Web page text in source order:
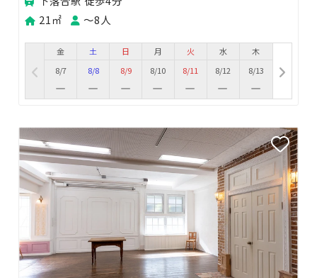
21㎡
〜8人
金
8/7
土
8/8
日
8/9
月
8/10
火
8/11
水
8/12
木
8/13